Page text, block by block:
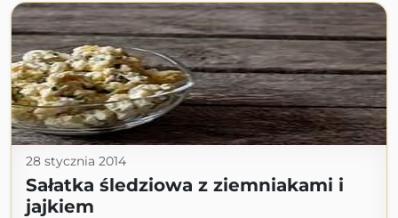
28 stycznia 2014
Sałatka śledziowa z ziemniakami i
jajkiem